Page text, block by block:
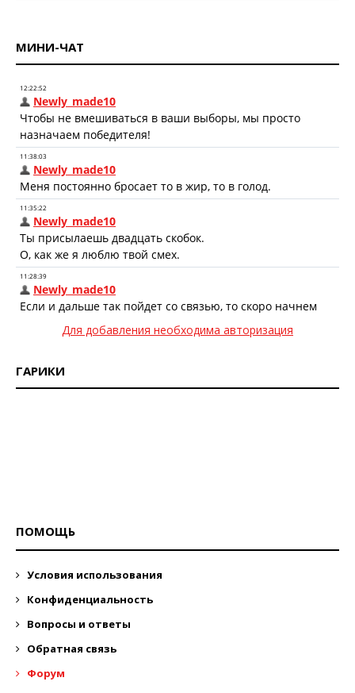
МИНИ-ЧАТ
Для добавления необходима авторизация
ГАРИКИ
ПОМОЩЬ
Условия использования
Конфиденциальность
Вопросы и ответы
Обратная связь
Форум